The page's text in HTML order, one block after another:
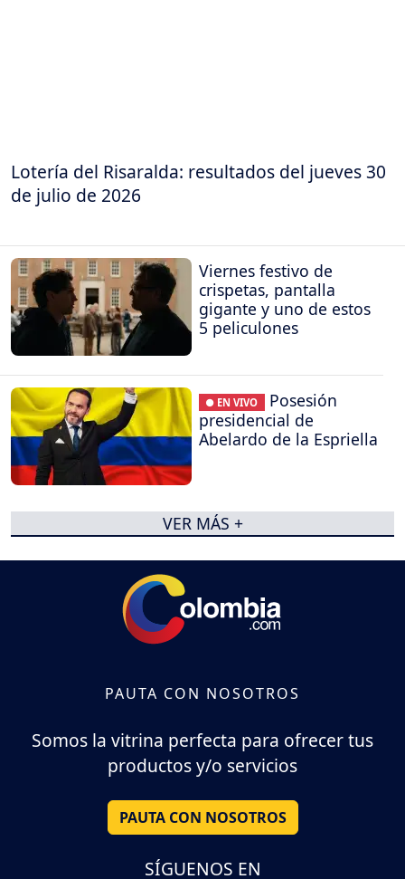
Lotería del Risaralda: resultados del jueves 30
de julio de 2026
Viernes festivo de
crispetas, pantalla
gigante y uno de estos
5 peliculones
● EN VIVO
Posesión
presidencial de
Abelardo de la Espriella
VER MÁS +
PAUTA CON NOSOTROS
Somos la vitrina perfecta para ofrecer tus
productos y/o servicios
PAUTA CON NOSOTROS
SÍGUENOS EN